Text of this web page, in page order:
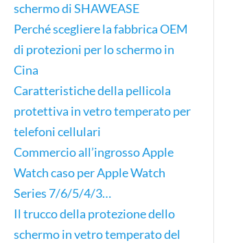
schermo di SHAWEASE
Perché scegliere la fabbrica OEM
di protezioni per lo schermo in
Cina
Caratteristiche della pellicola
protettiva in vetro temperato per
telefoni cellulari
Commercio all’ingrosso Apple
Watch caso per Apple Watch
Series 7/6/5/4/3…
Il trucco della protezione dello
schermo in vetro temperato del